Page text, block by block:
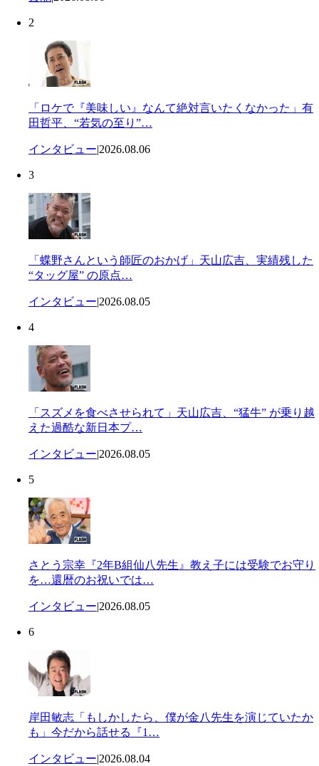
2
「ロケで『美味しい』なんて絶対言いたくなかった」有
田哲平、“若気の至り”…
インタビュー|2026.08.06
3
「蝶野さんという師匠のおかげ」天山広吉、実績残した
“タッグ屋” の原点…
インタビュー|2026.08.05
4
「スズメを食べさせられて」天山広吉、“猛牛” が乗り越
えた過酷な新日本プ…
インタビュー|2026.08.05
5
さとう宗幸『2年B組仙八先生』教え子には受験でお守り
を…還暦のお祝いでは…
インタビュー|2026.08.05
6
岸田敏志「もしかしたら、僕が金八先生を演じていたか
も」今だから話せる『1…
インタビュー|2026.08.04